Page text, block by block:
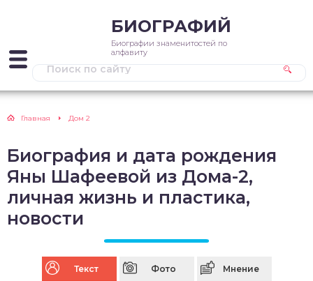
БИОГРАФИЙ
Биографии знаменитостей по
алфавиту
Главная Дом 2
Биография и дата рождения
Яны Шафеевой из Дома-2,
личная жизнь и пластика,
новости
Текст Фото Мнение